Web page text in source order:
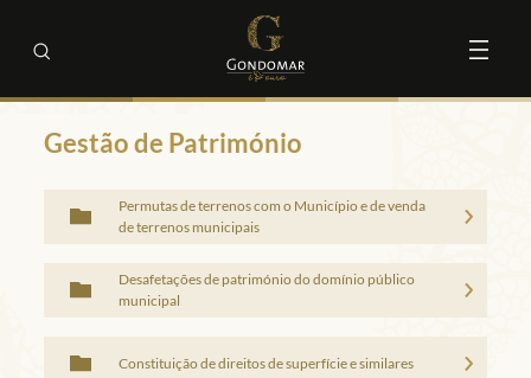
Gestão de Património
Permutas de terrenos com o Município e de venda
de terrenos municipais
Desafetações de património do domínio público
municipal
Constituição de direitos de superfície e similares